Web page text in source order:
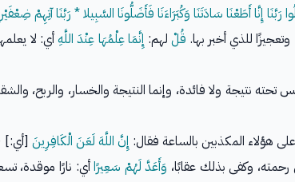
إِنَّا أَطَعْنَا سَادَتَنَا وَكُبَرَاءَنَا فَأَضَلُّونَا السَّبِيلا * رَبَّنَا آتِهِمْ
للذي أخبر بها. قُلْلهم: إِنَّمَا عِلْمُهَا عِنْدَ اللَّهِأي: لا
المكذبين بالساعة فقال: إِنَّ اللَّهَ لَعَنَ الْكَافِرِينَ
رحمته، وكفى بذلك عقابًا، وَأَعَدَّ لَهُمْ سَعِيرًا